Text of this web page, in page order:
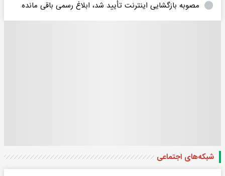
مصوبه بازگشایی اینترنت تأیید شد، ابلاغ رسمی باقی مانده
شبکه‌های اجتماعی